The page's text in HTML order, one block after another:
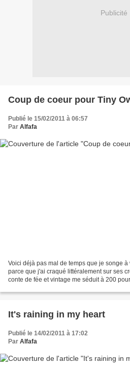
Publicité
Coup de coeur pour Tiny
Publié le 15/02/2011 à 06:57
Par Alfafa
Voici déjà pas mal de temps que je songe
parce que j'ai craqué littéralement sur ses
conte de fée et vintage me séduit à 200
It's raining in my heart
Publié le 14/02/2011 à 17:02
Par Alfafa